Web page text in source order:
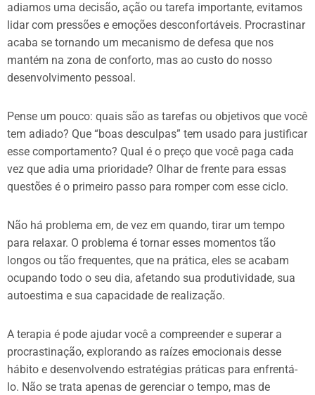
adiamos uma decisão, ação ou tarefa importante, evitamos
lidar com pressões e emoções desconfortáveis. Procrastinar
acaba se tornando um mecanismo de defesa que nos
mantém na zona de conforto, mas ao custo do nosso
desenvolvimento pessoal. ️
Pense um pouco: quais são as tarefas ou objetivos que você
tem adiado? Que “boas desculpas” tem usado para justificar
esse comportamento? Qual é o preço que você paga cada
vez que adia uma prioridade? Olhar de frente para essas
questões é o primeiro passo para romper com esse ciclo.
Não há problema em, de vez em quando, tirar um tempo
para relaxar. O problema é tornar esses momentos tão
longos ou tão frequentes, que na prática, eles se acabam
ocupando todo o seu dia, afetando sua produtividade, sua
autoestima e sua capacidade de realização.
A terapia é pode ajudar você a compreender e superar a
procrastinação, explorando as raízes emocionais desse
hábito e desenvolvendo estratégias práticas para enfrentá-
lo. Não se trata apenas de gerenciar o tempo, mas de